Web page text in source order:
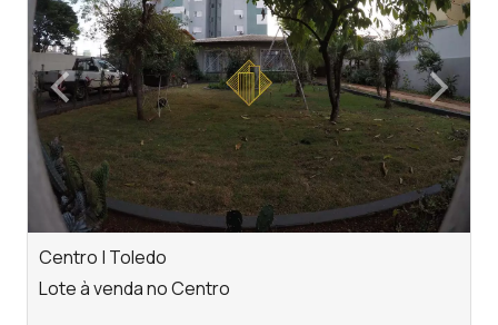
‹Previous ›
Next
Centro | Toledo
Lote à venda no Centro